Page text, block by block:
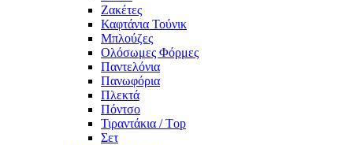
Ζακέτες
Καφτάνια Τούνικ
Μπλούζες
Ολόσωμες Φόρμες
Παντελόνια
Πανωφόρια
Πλεκτά
Πόντσο
Τιραντάκια / Τop
Σετ